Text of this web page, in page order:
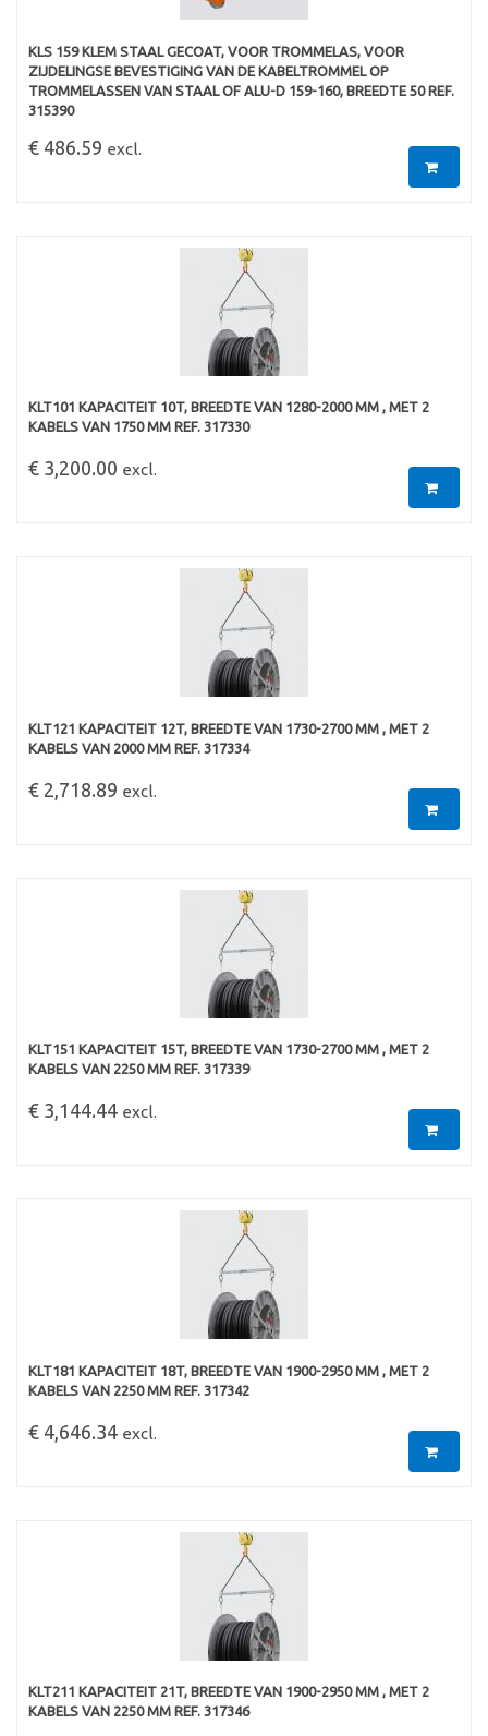
KLS 159 KLEM STAAL GECOAT, VOOR TROMMELAS, VOOR
ZIJDELINGSE BEVESTIGING VAN DE KABELTROMMEL OP
TROMMELASSEN VAN STAAL OF ALU-D 159-160, BREEDTE 50 REF.
315390
€ 486.59 excl.
KLT101 KAPACITEIT 10T, BREEDTE VAN 1280-2000 MM , MET 2
KABELS VAN 1750 MM REF. 317330
€ 3,200.00 excl.
KLT121 KAPACITEIT 12T, BREEDTE VAN 1730-2700 MM , MET 2
KABELS VAN 2000 MM REF. 317334
€ 2,718.89 excl.
KLT151 KAPACITEIT 15T, BREEDTE VAN 1730-2700 MM , MET 2
KABELS VAN 2250 MM REF. 317339
€ 3,144.44 excl.
KLT181 KAPACITEIT 18T, BREEDTE VAN 1900-2950 MM , MET 2
KABELS VAN 2250 MM REF. 317342
€ 4,646.34 excl.
KLT211 KAPACITEIT 21T, BREEDTE VAN 1900-2950 MM , MET 2
KABELS VAN 2250 MM REF. 317346